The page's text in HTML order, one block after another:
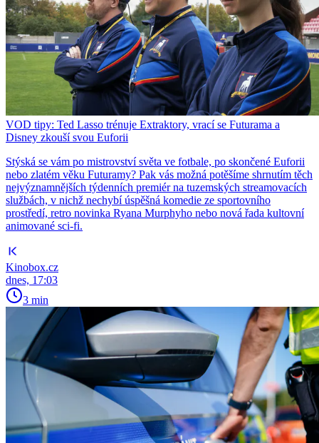
VOD tipy: Ted Lasso trénuje Extraktory, vrací se Futurama a
Disney zkouší svou Euforii
Stýská se vám po mistrovství světa ve fotbale, po skončené Euforii
nebo zlatém věku Futuramy? Pak vás možná potěšíme shrnutím těch
nejvýznamnějších týdenních premiér na tuzemských streamovacích
službách, v nichž nechybí úspěšná komedie ze sportovního
prostředí, retro novinka Ryana Murphyho nebo nová řada kultovní
animované sci-fi.
Kinobox.cz
dnes, 17:03
3 min